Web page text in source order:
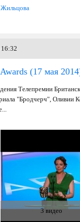
Жильцова
16:32
(17 мая
Телепремии
"Бродчерч",
3 видео